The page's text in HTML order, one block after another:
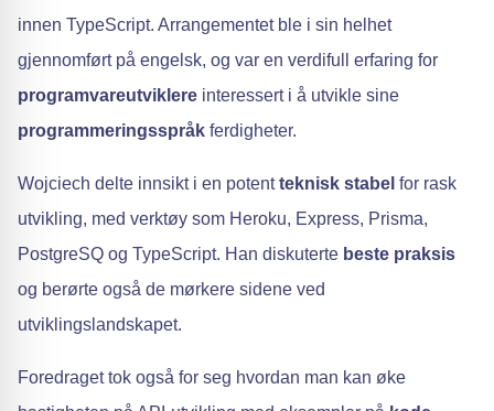
innen TypeScript. Arrangementet ble i sin helhet
gjennomført på engelsk, og var en verdifull erfaring for
programvareutviklere interessert i å utvikle sine
programmeringsspråk ferdigheter.
Wojciech delte innsikt i en potentteknisk stabel for rask
utvikling, med verktøy som Heroku, Express, Prisma,
PostgreSQ og TypeScript. Han diskuterte beste praksis
og berørte også de mørkere sidene ved
utviklingslandskapet.
Foredraget tok også for seg hvordan man kan øke